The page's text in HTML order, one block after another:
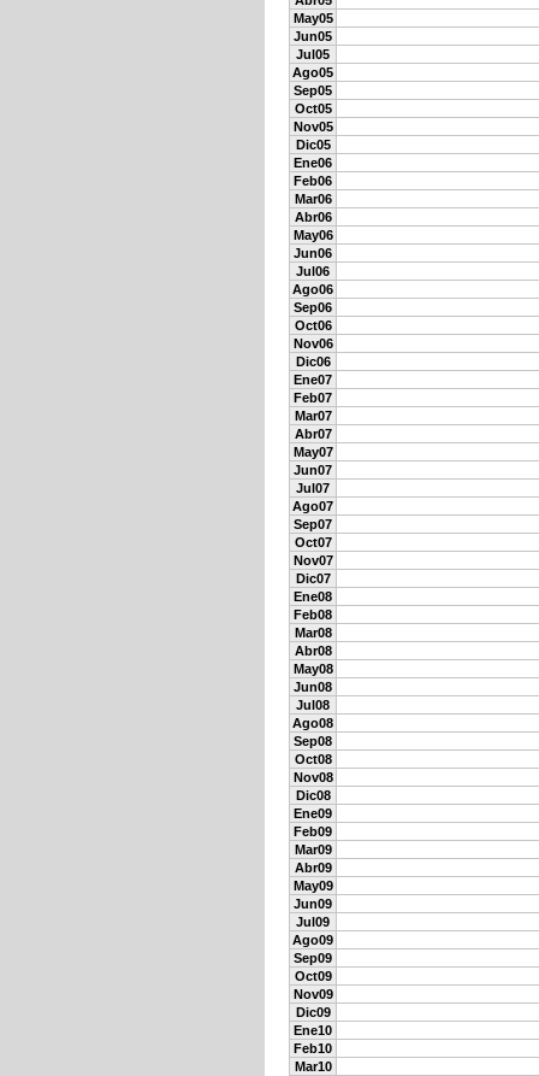
May05
Jun05
Jul05
Ago05
Sep05
Oct05
Nov05
Dic05
Ene06
Feb06
Mar06
Abr06
May06
Jun06
Jul06
Ago06
Sep06
Oct06
Nov06
Dic06
Ene07
Feb07
Mar07
Abr07
May07
Jun07
Jul07
Ago07
Sep07
Oct07
Nov07
Dic07
Ene08
Feb08
Mar08
Abr08
May08
Jun08
Jul08
Ago08
Sep08
Oct08
Nov08
Dic08
Ene09
Feb09
Mar09
Abr09
May09
Jun09
Jul09
Ago09
Sep09
Oct09
Nov09
Dic09
Ene10
Feb10
Mar10